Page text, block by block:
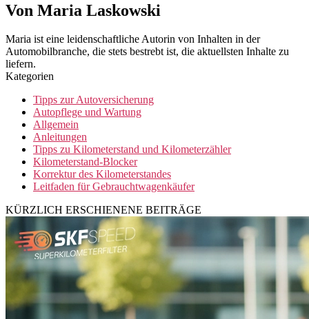
Von Maria Laskowski
Maria ist eine leidenschaftliche Autorin von Inhalten in der
Automobilbranche, die stets bestrebt ist, die aktuellsten Inhalte zu
liefern.
Kategorien
Tipps zur Autoversicherung
Autopflege und Wartung
Allgemein
Anleitungen
Tipps zu Kilometerstand und Kilometerzähler
Kilometerstand-Blocker
Korrektur des Kilometerstandes
Leitfaden für Gebrauchtwagenkäufer
KÜRZLICH ERSCHIENENE BEITRÄGE